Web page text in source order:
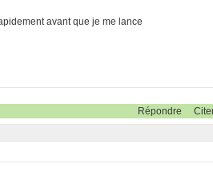
avant que je me lance
Répondre